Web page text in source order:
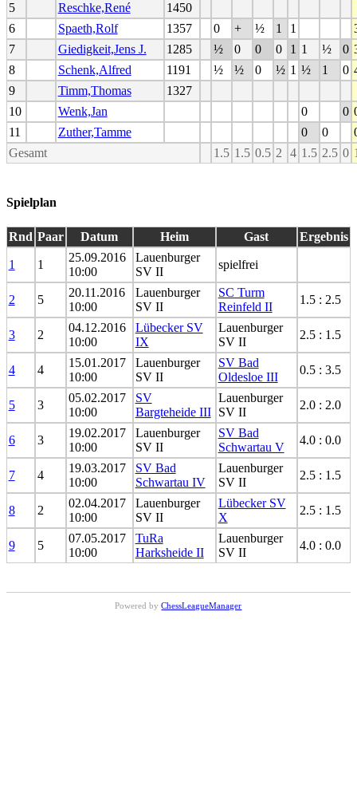
5
Reschke,René
1450
6
Spaeth,Rolf 1357 0 + ½ 1 1
7
Giedigkeit,Jens J. 1285 ½ 0 0 0 1 1 ½ 0
8
Schenk,Alfred 1191 ½ ½ 0 ½ 1 ½ 1 0
9
Timm,Thomas
1327
10
Wenk,Jan 0 0
11
Zuther,Tamme 0 0
Gesamt
1.5 1.5 0.5 2 4 1.5 2.5 0
Spielplan
Rnd Paar Datum Heim Gast Ergebnis
1 1
25.09.2016
10:00
Lauenburger
SV II
spielfrei
2 5
20.11.2016
10:00
Lauenburger
SV II
SC Turm
Reinfeld II
1.5 : 2.5
3 2
04.12.2016
10:00
Lübecker SV
IX
Lauenburger
SV II
2.5 : 1.5
4 4
15.01.2017
10:00
Lauenburger
SV II
SV Bad
Oldesloe III
0.5 : 3.5
5 3
05.02.2017
10:00
SV
Bargteheide III
Lauenburger
SV II
2.0 : 2.0
6 3
19.02.2017
10:00
Lauenburger
SV II
SV Bad
Schwartau V
4.0 : 0.0
7 4
19.03.2017
10:00
SV Bad
Schwartau IV
Lauenburger
SV II
2.5 : 1.5
8 2
02.04.2017
10:00
Lauenburger
SV II
Lübecker SV
X
2.5 : 1.5
9 5
07.05.2017
10:00
TuRa
Harksheide II
Lauenburger
SV II
4.0 : 0.0
Powered byChessLeagueManager